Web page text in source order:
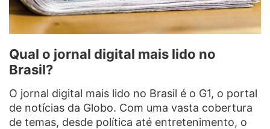
Qual o jornal digital mais lido no
Brasil?
O jornal digital mais lido no Brasil é o G1, o portal
de notícias da Globo. Com uma vasta cobertura
de temas, desde política até entretenimento, o